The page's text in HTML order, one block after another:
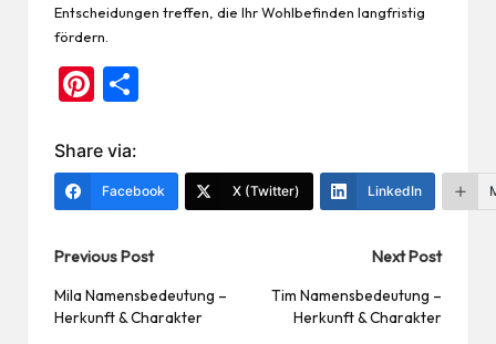
Entscheidungen treffen, die Ihr Wohlbefinden langfristig
fördern.
Pi
er
es
t
Share via:
Facebook X (Twitter) LinkedIn
Post
navigation
Previous Post
Mila Namensbedeutung –
Herkunft & Charakter
Next Post
Tim Namensbedeutung –
Herkunft & Charakter